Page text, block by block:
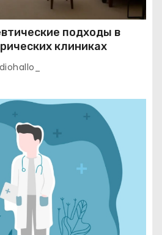
подходы в
клиниках